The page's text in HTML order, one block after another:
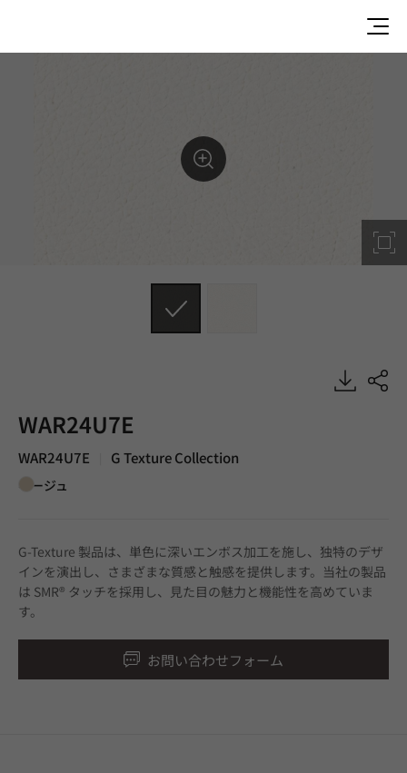
WAR24U7E
WAR24U7E G Texture Collection
ベージュ
G-Texture 製品は、単色に深いエンボス加工を施し、独特のデザ
インを演出し、さまざまな質感と触感を提供します。当社の製品
は SMR® タッチを採用し、見た目の魅力と機能性を高めていま
す。
お問い合わせフォーム